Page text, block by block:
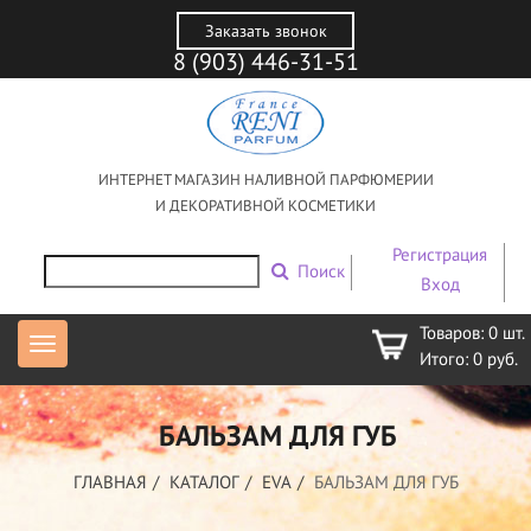
Заказать звонок
8 (903) 446-31-51
ИНТЕРНЕТ МАГАЗИН НАЛИВНОЙ ПАРФЮМЕРИИ
И ДЕКОРАТИВНОЙ КОСМЕТИКИ
Поиск
Регистрация
Вход
Товаров: 0 шт.
Итого: 0 руб.
БАЛЬЗАМ ДЛЯ ГУБ
ГЛАВНАЯ КАТАЛОГ EVA БАЛЬЗАМ ДЛЯ ГУБ